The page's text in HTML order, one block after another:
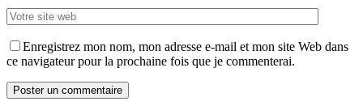
Enregistrez mon nom, mon adresse e-mail et mon site Web dans
ce navigateur pour la prochaine fois que je commenterai.